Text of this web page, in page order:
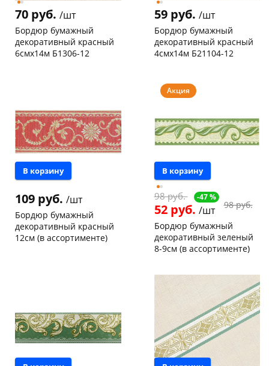
70 руб. /шт
Бордюр бумажный
декоративный красный
6смх14м Б1306-12
59 руб. /шт
Бордюр бумажный
декоративный красный
4смх14м Б21104-12
Конева, 36
Пошехонское ш, 18
В корзину
109 руб. /шт
Бордюр бумажный
декоративный красный
12см (в ассортименте)
Акция
В корзину
98 руб. -47 %
52 руб. /шт
98 руб.
Бордюр бумажный
декоративный зеленый
8-9см (в ассортименте)
147а
шт
Код товара
111634